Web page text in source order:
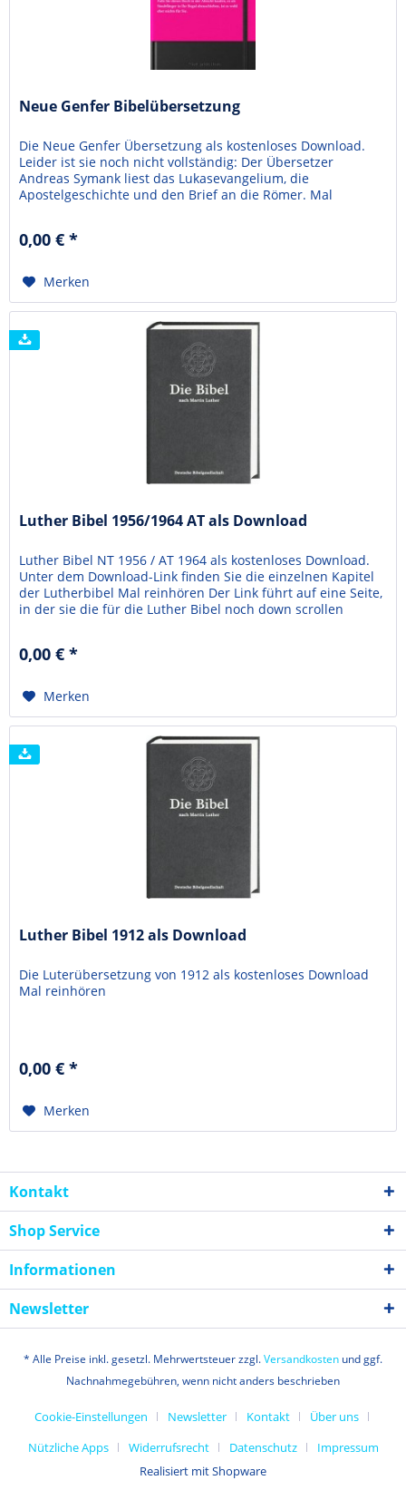
Neue Genfer Bibelübersetzung
Die Neue Genfer Übersetzung als kostenloses Download.
Leider ist sie noch nicht vollständig: Der Übersetzer
Andreas Symank liest das Lukasevangelium, die
Apostelgeschichte und den Brief an die Römer. Mal
0,00 € *
Merken
Luther Bibel 1956/1964 AT als Download
Luther Bibel NT 1956 / AT 1964 als kostenloses Download.
Unter dem Download-Link finden Sie die einzelnen Kapitel
der Lutherbibel Mal reinhören Der Link führt auf eine Seite,
in der sie die für die Luther Bibel noch down scrollen
0,00 € *
Merken
Luther Bibel 1912 als Download
Die Luterübersetzung von 1912 als kostenloses Download
Mal reinhören
0,00 € *
Merken
Kontakt
Shop Service
Informationen
Newsletter
* Alle Preise inkl. gesetzl. Mehrwertsteuer zzgl.Versandkosten und ggf.
Nachnahmegebühren, wenn nicht anders beschrieben
Cookie-Einstellungen Newsletter Kontakt
Über uns
Nützliche Apps
Widerrufsrecht Datenschutz
Impressum
Realisiert mit Shopware